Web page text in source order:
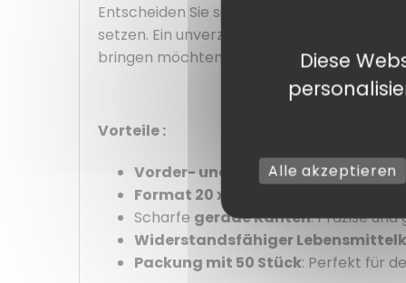
Entscheiden Sie sich für die
setzen. Ein unverzichtbares Accessoire
bringen möchten.
Vorteile :
Vorder- und Rückseite in Gold/
Format 20 x 10 cm
Scharfe gerade Kanten: Präzise
Widerstandsfähiger
Packung mit 50 Stück: Perfekt für
Diese
Alle akzeptieren